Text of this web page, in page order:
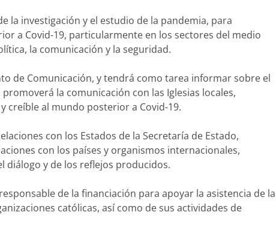
la investigación y el estudio de la pandemia, para
a Covid-19, particularmente en los sectores del medio
la comunicación y la seguridad.
de Comunicación, y tendrá como tarea informar sobre el
la comunicación con las Iglesias locales,
creíble al mundo posterior a Covid-19.
con los Estados de la Secretaría de Estado,
con los países y organismos internacionales,
diálogo y de los reflejos producidos.
de la financiación para apoyar la asistencia de la
católicas, así como de sus actividades de